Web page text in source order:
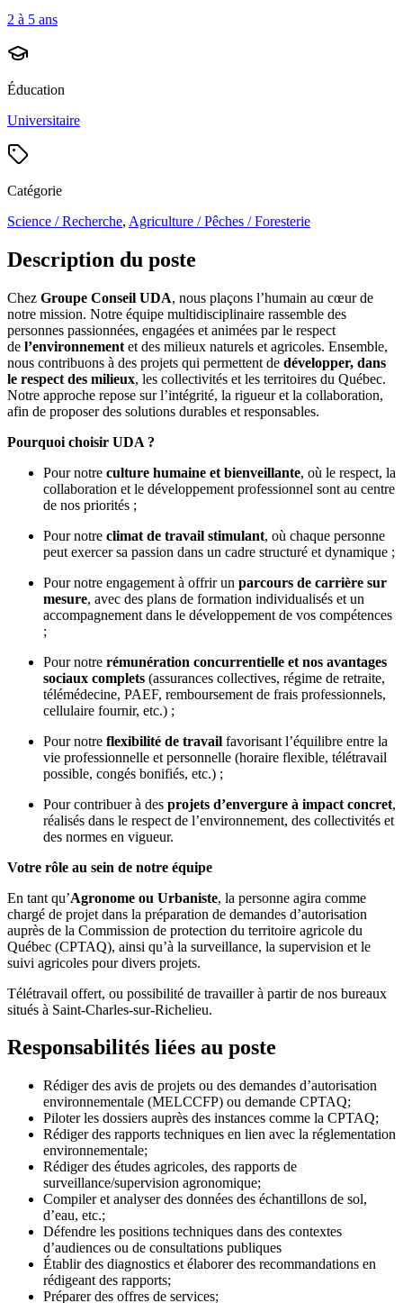
2 à 5 ans
Éducation
Universitaire
Catégorie
Science / Recherche, Agriculture / Pêches / Foresterie
Description du poste
Chez Groupe Conseil UDA, nous plaçons l’humain au cœur de
notre mission. Notre équipe multidisciplinaire rassemble des
personnes passionnées, engagées et animées par le respect
de l’environnement et des milieux naturels et agricoles. Ensemble,
nous contribuons à des projets qui permettent de développer, dans
le respect des milieux, les collectivités et les territoires du Québec.
Notre approche repose sur l’intégrité, la rigueur et la collaboration,
afin de proposer des solutions durables et responsables.
Pourquoi choisir UDA ?
Pour notre culture humaine et bienveillante, où le respect, la
collaboration et le développement professionnel sont au centre
de nos priorités ;
Pour notre climat de travail stimulant, où chaque personne
peut exercer sa passion dans un cadre structuré et dynamique ;
Pour notre engagement à offrir un parcours de carrière sur
mesure, avec des plans de formation individualisés et un
accompagnement dans le développement de vos compétences
;
Pour notre rémunération concurrentielle et nos avantages
sociaux complets (assurances collectives, régime de retraite,
télémédecine, PAEF, remboursement de frais professionnels,
cellulaire fournir, etc.) ;
Pour notre flexibilité de travail favorisant l’équilibre entre la
vie professionnelle et personnelle (horaire flexible, télétravail
possible, congés bonifiés, etc.) ;
Pour contribuer à des projets d’envergure à impact concret,
réalisés dans le respect de l’environnement, des collectivités et
des normes en vigueur.
Votre rôle au sein de notre équipe
En tant qu’Agronome ou Urbaniste, la personne agira comme
chargé de projet dans la préparation de demandes d’autorisation
auprès de la Commission de protection du territoire agricole du
Québec (CPTAQ), ainsi qu’à la surveillance, la supervision et le
suivi agricoles pour divers projets.
Télétravail offert, ou possibilité de travailler à partir de nos bureaux
situés à Saint-Charles-sur-Richelieu.
Responsabilités liées au poste
Rédiger des avis de projets ou des demandes d’autorisation
environnementale (MELCCFP) ou demande CPTAQ;
Piloter les dossiers auprès des instances comme la CPTAQ;
Rédiger des rapports techniques en lien avec la réglementation
environnementale;
Rédiger des études agricoles, des rapports de
surveillance/supervision agronomique;
Compiler et analyser des données des échantillons de sol,
d’eau, etc.;
Défendre les positions techniques dans des contextes
d’audiences ou de consultations publiques
Établir des diagnostics et élaborer des recommandations en
rédigeant des rapports;
Préparer des offres de services;